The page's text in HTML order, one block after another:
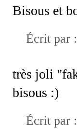
Bisous et
Écrit par :
très joli
bisous :)
Écrit par :